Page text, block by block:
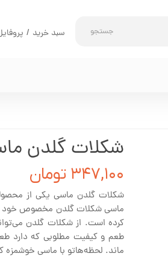
جستجو سبد خرید /
شکلات گلدن
۳۴۷,۱۰۰ تومان
شکلات گلدن ماسی یکی از
ماسی شکلات گلدن مخصوص خود
کرده است. از شکلات گلدن
طعم و کیفیت مطلوبی که دارد
ماند. لحظه‌هاتو با ماسی خوشمزه